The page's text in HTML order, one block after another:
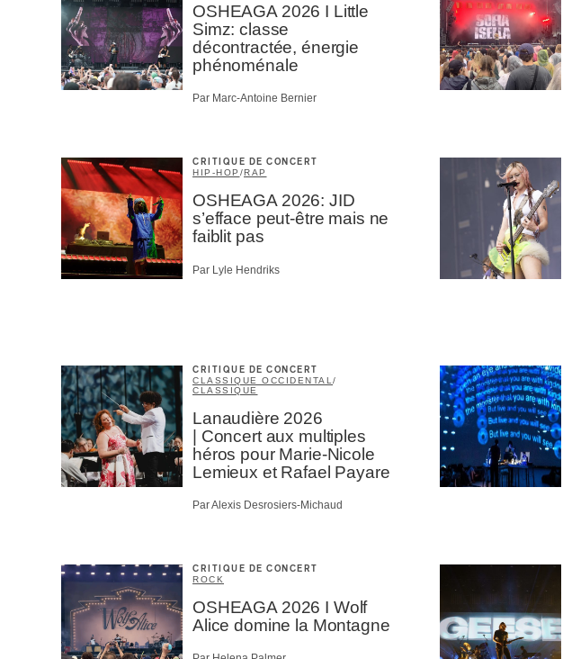
OSHEAGA 2026 I Little
Simz: classe
décontractée, énergie
phénoménale
Par Marc-Antoine Bernier
CRITIQUE DE CONCERT
HIP-HOP /RAP
OSHEAGA 2026: JID
s’efface peut-être mais ne
faiblit pas
Par Lyle Hendriks
CRITIQUE DE CONCERT
CLASSIQUE OCCIDENTAL /
CLASSIQUE
Lanaudière 2026
| Concert aux multiples
héros pour Marie-Nicole
Lemieux et Rafael Payare
Par Alexis Desrosiers-Michaud
CRITIQUE DE CONCERT
ROCK
OSHEAGA 2026 I Wolf
Alice domine la Montagne